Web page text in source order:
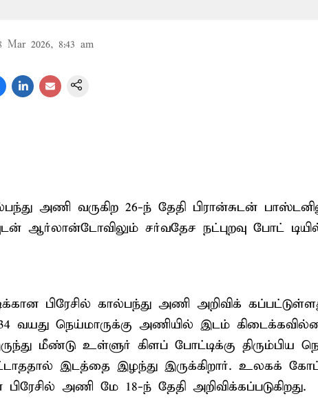
Mar 2026, 8:43 am
அணி வருகிற 26-ந் தேதி பிரான்சுடன்
ஆர்லான்டோவிலும் சர்வதேச நட்புறவு போட்
பிரேசில் கால்பந்து அணி அறிவிக்
வயது நெய்மாருக்கு அணியில் இடம்
மீண்டு உள்ளுர் கிளப் போட்டிக்கு திரும்பிய
இடத்தை இழந்து இருக்கிறார். உலகக்
அணி மே 18-ந் தேதி அறிவிக்கப்படுகிறது.